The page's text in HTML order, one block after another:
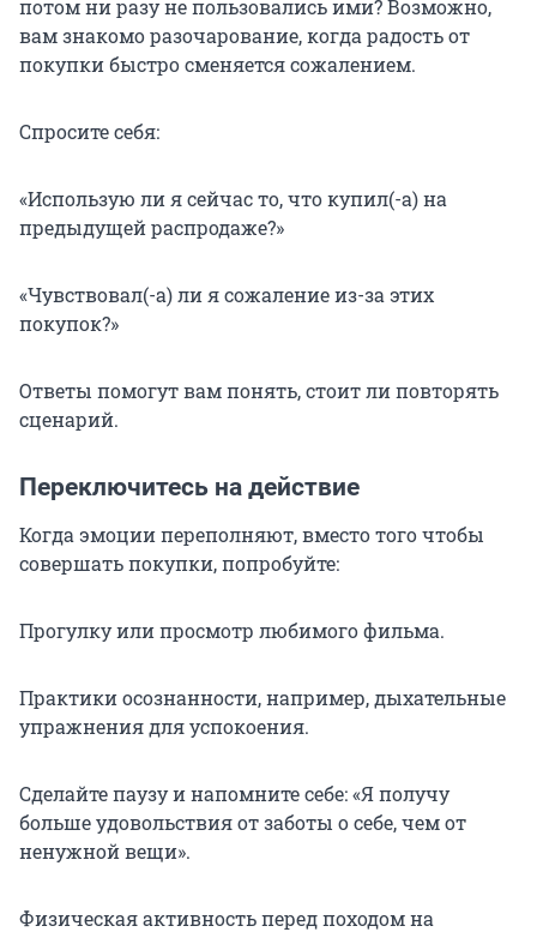
потом ни разу не пользовались ими? Возможно,
вам знакомо разочарование, когда радость от
покупки быстро сменяется сожалением.
Спросите себя:
«Использую ли я сейчас то, что купил(-а) на
предыдущей распродаже?»
«Чувствовал(-а) ли я сожаление из-за этих
покупок?»
Ответы помогут вам понять, стоит ли повторять
сценарий.
Переключитесь на действие
Когда эмоции переполняют, вместо того чтобы
совершать покупки, попробуйте:
Прогулку или просмотр любимого фильма.
Практики осознанности, например, дыхательные
упражнения для успокоения.
Сделайте паузу и напомните себе: «Я получу
больше удовольствия от заботы о себе, чем от
ненужной вещи».
Физическая активность перед походом на